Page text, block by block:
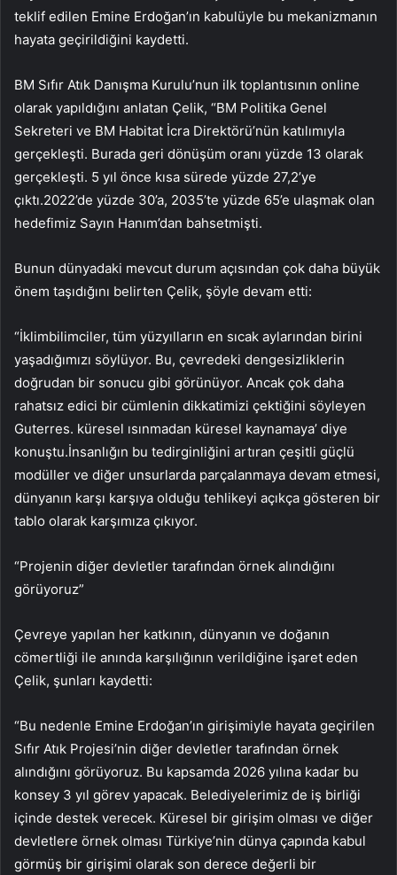
teklif edilen Emine Erdoğan’ın kabulüyle bu mekanizmanın
hayata geçirildiğini kaydetti.
BM Sıfır Atık Danışma Kurulu’nun ilk toplantısının online
olarak yapıldığını anlatan Çelik, “BM Politika Genel
Sekreteri ve BM Habitat İcra Direktörü’nün katılımıyla
gerçekleşti. Burada geri dönüşüm oranı yüzde 13 olarak
gerçekleşti. 5 yıl önce kısa sürede yüzde 27,2’ye
çıktı.2022’de yüzde 30’a, 2035’te yüzde 65’e ulaşmak olan
hedefimiz Sayın Hanım’dan bahsetmişti.
Bunun dünyadaki mevcut durum açısından çok daha büyük
önem taşıdığını belirten Çelik, şöyle devam etti:
“İklimbilimciler, tüm yüzyılların en sıcak aylarından birini
yaşadığımızı söylüyor. Bu, çevredeki dengesizliklerin
doğrudan bir sonucu gibi görünüyor. Ancak çok daha
rahatsız edici bir cümlenin dikkatimizi çektiğini söyleyen
Guterres. küresel ısınmadan küresel kaynamaya’ diye
konuştu.İnsanlığın bu tedirginliğini artıran çeşitli güçlü
modüller ve diğer unsurlarda parçalanmaya devam etmesi,
dünyanın karşı karşıya olduğu tehlikeyi açıkça gösteren bir
tablo olarak karşımıza çıkıyor.
“Projenin diğer devletler tarafından örnek alındığını
görüyoruz”
Çevreye yapılan her katkının, dünyanın ve doğanın
cömertliği ile anında karşılığının verildiğine işaret eden
Çelik, şunları kaydetti:
“Bu nedenle Emine Erdoğan’ın girişimiyle hayata geçirilen
Sıfır Atık Projesi’nin diğer devletler tarafından örnek
alındığını görüyoruz. Bu kapsamda 2026 yılına kadar bu
konsey 3 yıl görev yapacak. Belediyelerimiz de iş birliği
içinde destek verecek. Küresel bir girişim olması ve diğer
devletlere örnek olması Türkiye’nin dünya çapında kabul
görmüş bir girişimi olarak son derece değerli bir